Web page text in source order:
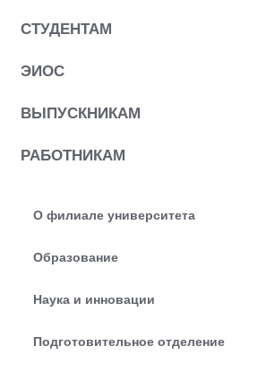
СТУДЕНТАМ
ЭИОС
ВЫПУСКНИКАМ
РАБОТНИКАМ
О филиале университета
Образование
Наука и инновации
Подготовительное отделение